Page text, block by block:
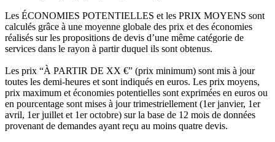
Les ÉCONOMIES POTENTIELLES et les PRIX MOYENS sont
calculés grâce à une moyenne globale des prix et des économies
réalisés sur les propositions de devis d’une même catégorie de
services dans le rayon à partir duquel ils sont obtenus.
Les prix “À PARTIR DE XX €” (prix minimum) sont mis à jour
toutes les demi-heures et sont indiqués en euros. Les prix moyens,
prix maximum et économies potentielles sont exprimées en euros ou
en pourcentage sont mises à jour trimestriellement (1er janvier, 1er
avril, 1er juillet et 1er octobre) sur la base de 12 mois de données
provenant de demandes ayant reçu au moins quatre devis.